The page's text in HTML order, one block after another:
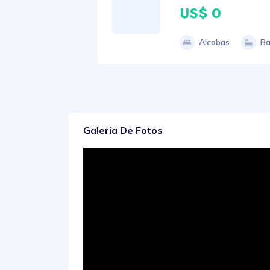
US$ 0
Alcobas
Galería De Fotos